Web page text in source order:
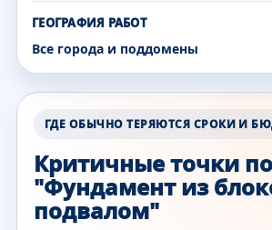
ГЕОГРАФИЯ РАБОТ
Все города и поддомены
ГДЕ ОБЫЧНО ТЕРЯЮТСЯ СРОКИ И
Критичные точки по
"Фундамент из
подвалом"